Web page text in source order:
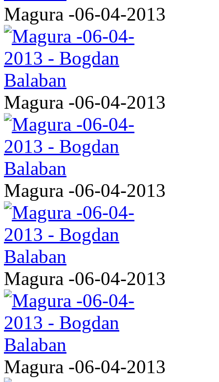
Magura -06-04-2013
Magura -06-04-2013
Magura -06-04-2013
Magura -06-04-2013
Magura -06-04-2013